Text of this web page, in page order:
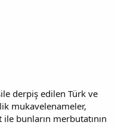
derpiş edilen Türk ve
mukavelenameler,
bunların merbutatının